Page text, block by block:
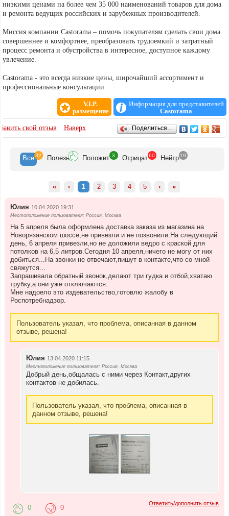
низкими ценами на более чем 35 000 наименований товаров для дома
и ремонта ведущих российских и зарубежных производителей.
Миссия компании Castorama – помочь покупателям сделать свои дома
совершеннее и комфортнее, преобразовать трудоемкий и затратный
процесс ремонта и обустройства в интересное, доступное каждому
увлечение.
Castorama - это всегда низкие цены, широчайший ассортимент и
профессиональные консультации.
V.I.P.
размещение
Информация для представителей
Castorama
ОТЗЫВЫсвой отзыв Наверх Поделиться…
Все 82 Полезн Положит 3 Отрицат 60 Нейтр 19
« ‹ 1 2 3 4 5 › »
Юлия 10.04.2020 19:31
Местоположение пользователя: Россия, Москва
На 5 апреля была оформлена доставка заказа из магазина на
Новорязанском шоссе,не привезли и не позвонили.На следующий
день, 6 апреля привезли,но не доложили ведро с краской для
потолков на 6,5 литров.Сегодня 10 апреля,ничего не могу от них
добиться...На звонки не отвечают,пишут в контакте,что со мной
свяжутся...
Запрашивала обратный звонок,делают три гудка и отбой,хватаю
трубку,а они уже отключаются.
Мне надоело это издевательство,готовлю жалобу в
Роспотребнадзор.
Пользователь указал, что проблема, описанная в данном
отзыве, решена!
Юлия 13.04.2020 11:15
Местоположение пользователя: Россия, Москва
Добрый день,общалась с ними через Контакт,других
контактов не добилась.
Пользователь указал, что проблема, описанная в
данном отзыве, решена!
Ответить/дополнить отзыв
0 0